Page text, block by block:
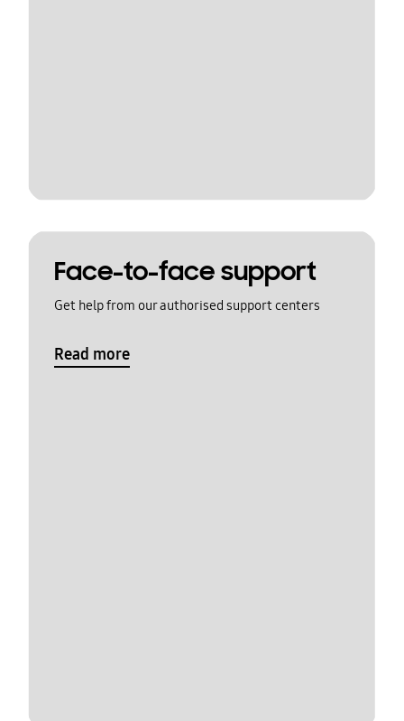
Face-to-face support
Get help from our authorised support centers
Read more